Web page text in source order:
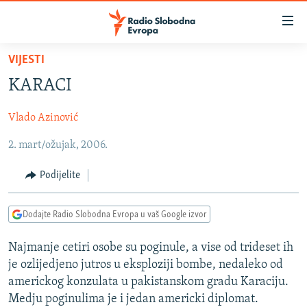
Pređite
glavni
Pređite
na
navigaciju
Pređite
na
pretragu
SRBIJA
KOSOVO
CRNA GORA
VIZUELNO
VIDEO
FOTOGALERIJE
INFOGRAFIKE
PODCASTI
RAT U UKRAJINI
KINA NA BALKANU
RSE PRIČE IZ SVIJETA
VIJESTI
KARACI
Vlado Azinović
2. mart/ožujak, 2006.
Podijelite
Dodajte Radio Slobodna Evropa u vaš Google izvor
Najmanje cetiri osobe su poginule, a vise od trideset ih
je ozlijedjeno jutros u eksploziji bombe, nedaleko od
americkog konzulata u pakistanskom gradu Karaciju.
Medju poginulima je i jedan americki diplomat.